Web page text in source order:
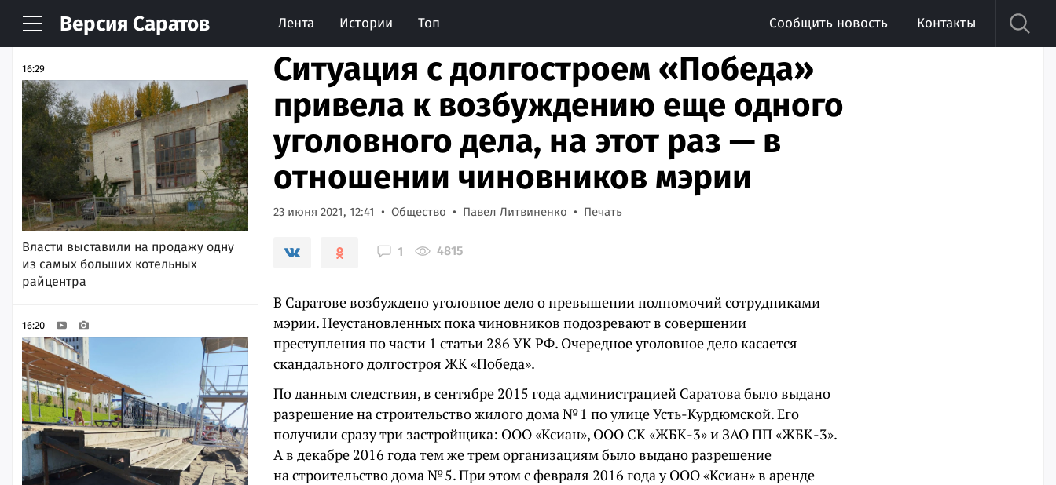
Версия Саратов Лента Истории Топ Сообщить новость Контакты
НОВОСТИ АРХИВ
16:29
Власти выставили на продажу одну
из самых больших котельных
райцентра
16:20
Ситуация с долгостроем «Победа»
привела к возбуждению еще одного
уголовного дела, на этот раз — в
отношении чиновников мэрии
23 июня 2021, 12:41 Общество Павел Литвиненко Печать
1 4815
В Саратове возбуждено уголовное дело о превышении полномочий сотрудниками
мэрии. Неустановленных пока чиновников подозревают в совершении
преступления по части 1 статьи 286 УК РФ. Очередное уголовное дело касается
скандального долгостроя ЖК «Победа».
По данным следствия, в сентябре 2015 года администрацией Саратова было выдано
разрешение на строительство жилого дома № 1 по улице Усть-Курдюмской. Его
получили сразу три застройщика: ООО «Ксиан», ООО СК «ЖБК-3» и ЗАО ПП «ЖБК-3».
А в декабре 2016 года тем же трем организациям было выдано разрешение
на строительство дома № 5. При этом с февраля 2016 года у ООО «Ксиан» в аренде